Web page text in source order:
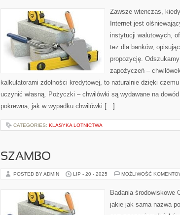
Zawsze wtenczas,
Internet jest
instytucji walutowych,
też dla banków,
propozycję.
zapożyczeń –
kalkulatorami zdolności kredytowej, to naturalnie dzięki
uczynić własną. Pożyczki – chwilówki są wydawane na
pokrewna, jak w wypadku chwilówki […]
CATEGORIES: KLASYKA LOTNICTWA
SZAMBO
POSTED BY ADMIN LIP - 20 - 2025 MOŻLIWOŚĆ
Badania środowiskowe
jakie jak sama nazwa